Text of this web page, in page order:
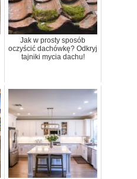
Jak w prosty sposób
oczyścić dachówkę? Odkryj
tajniki mycia dachu!